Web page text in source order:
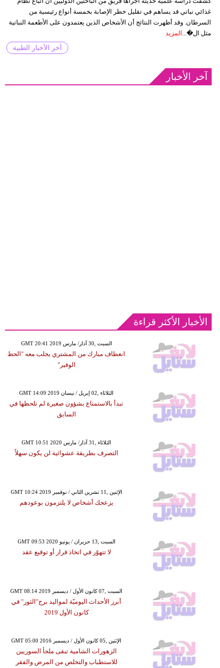
غذائي نباتي قد يساهم في تقليل خطر الإصابة بخمسة أنواع رئيسية من
السرطان. وقد أظهرت النتائج أن الأشخاص الذين يعتمدون على الأطعمة النباتية
مثل ال�...
المزيد
آخر الأخبار الطبية
آخر الأخبار
الأخبار الأكثر قراءة
GMT 20:41 2019 السبت ,30 آذار/ مارس
انعطاف مبارك من المشتري يجلب معه "الحظ
الوفير"
GMT 14:09 2019 الثلاثاء ,02 إبريل / نيسان
تبدأ بالاستمتاع بشؤون صغيرة لم تلحظها في
السابق
GMT 10:51 2020 الثلاثاء ,31 آذار/ مارس
التصرف بطريقة عشوائية لن يكون سهلاً
GMT 10:24 2019 الإثنين ,11 تشرين الثاني / نوفمبر
يزعجك أشخاص لا يلتزمون بوعودهم
GMT 09:53 2020 السبت ,13 حزيران / يونيو
لا تتهوّر في اتخاذ قرار أو توقيع عقد
GMT 08:14 2019 السبت ,07 كانون الأول / ديسمبر
أبرز الأحداث اليوميّة لمواليد برج"الثور" في
كانون الأول 2019
GMT 05:00 2016 الإثنين ,05 كانون الأول / ديسمبر
الزهورات الشامية تبقى ملجأ السوريين
للاستطباب والتخلص من المرض والفقر